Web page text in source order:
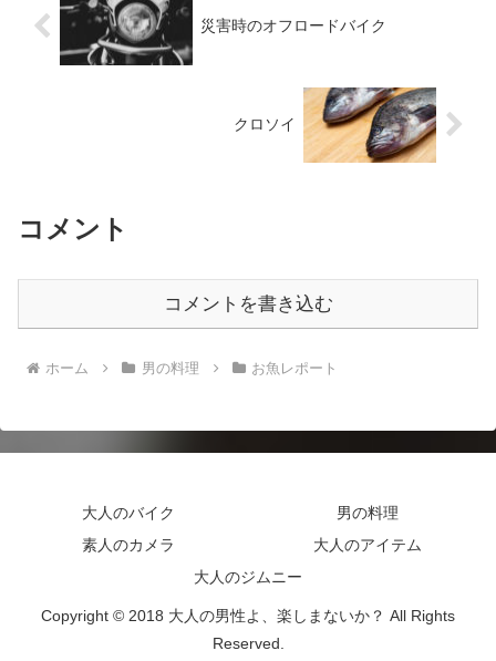
災害時のオフロードバイク
クロソイ
コメント
コメントを書き込む
ホーム 男の料理 お魚レポート
大人のバイク
男の料理
素人のカメラ
大人のアイテム
大人のジムニー
Copyright © 2018 大人の男性よ、楽しまないか？ All Rights
Reserved.